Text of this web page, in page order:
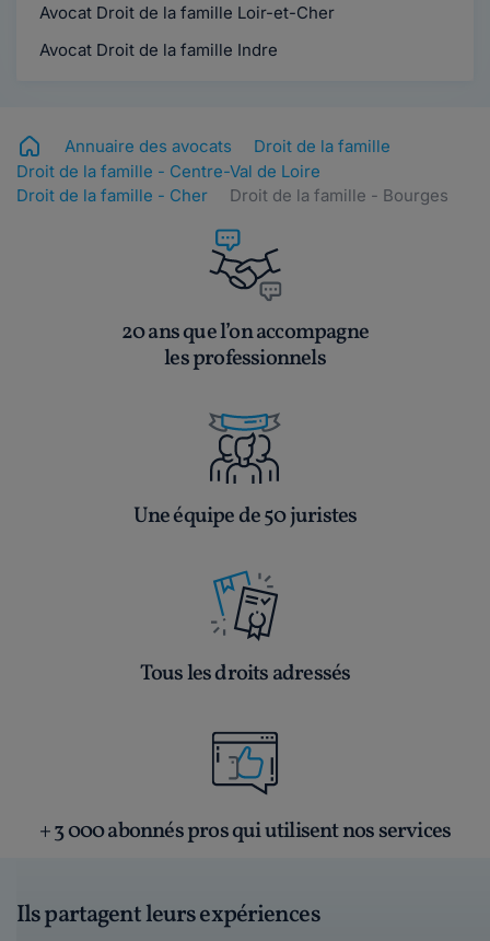
Avocat Droit de la famille Loir-et-Cher
Avocat Droit de la famille Indre
Annuaire des avocats
Droit de la famille
Droit de la famille - Centre-Val de Loire
Droit de la famille - Cher
Droit de la famille - Bourges
20 ans que l’on accompagne
les professionnels
Une équipe de 50 juristes
Tous les droits adressés
+ 3 000 abonnés pros qui utilisent nos services
Ils partagent leurs expériences